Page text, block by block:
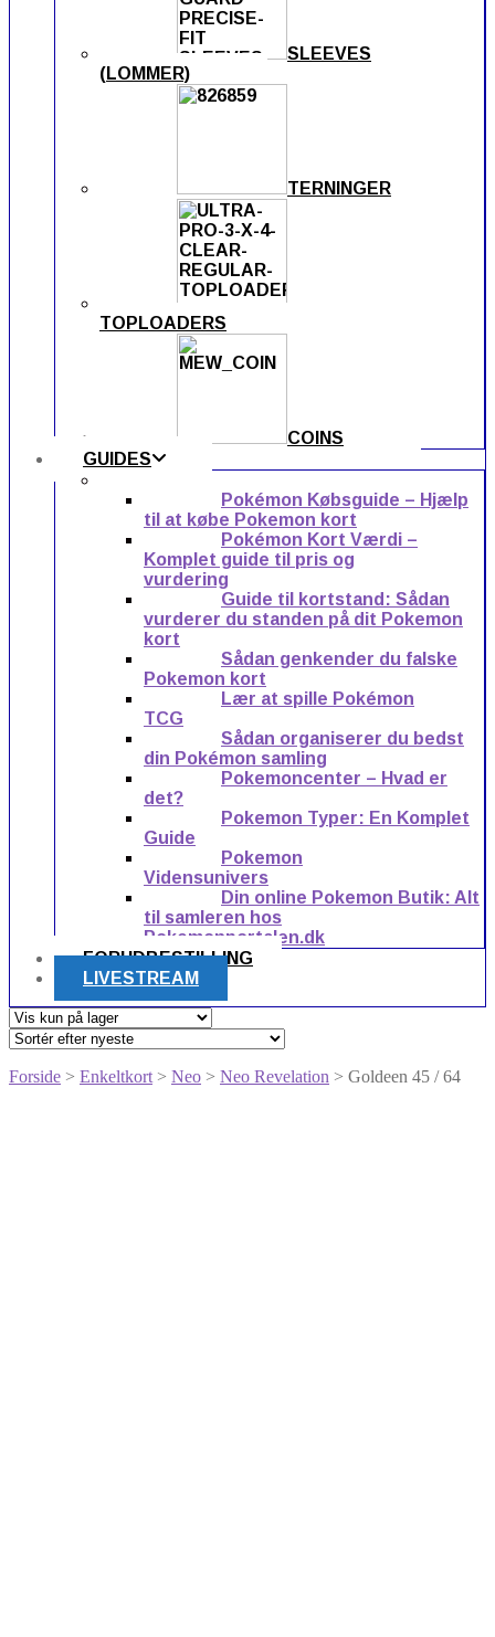
SLEEVES
(LOMMER)
TERNINGER
TOPLOADERS
COINS
GUIDES
Pokémon Købsguide – Hjælp
til at købe Pokemon kort
Pokémon Kort Værdi –
Komplet guide til pris og
vurdering
Guide til kortstand: Sådan
vurderer du standen på dit Pokemon
kort
Sådan genkender du falske
Pokemon kort
Lær at spille Pokémon
TCG
Sådan organiserer du bedst
din Pokémon samling
Pokemoncenter – Hvad er
det?
Pokemon Typer: En Komplet
Guide
Pokemon
Vidensunivers
Din online Pokemon Butik: Alt
til samleren hos
Pokemonportalen.dk
FORUDBESTILLING
LIVESTREAM
Forside > Enkeltkort > Neo > Neo Revelation > Goldeen 45 / 64